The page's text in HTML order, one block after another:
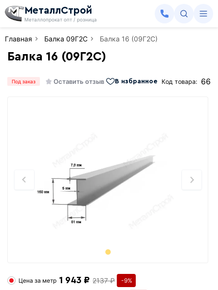
МеталлСтрой
Металлопрокат опт / розница
Главная Балка 09Г2С Балка 16 (09Г2С)
Балка 16 (09Г2С)
Под заказ Оставить отзыв В избранное Код товара: 66
Цена за метр 1 943 ₽ 2137 ₽ -9%